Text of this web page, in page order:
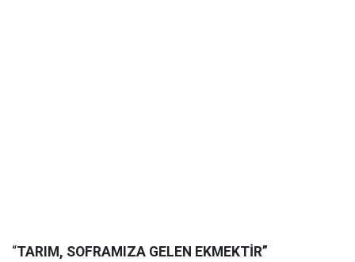
“TARIM, SOFRAMIZA GELEN EKMEKTİR”